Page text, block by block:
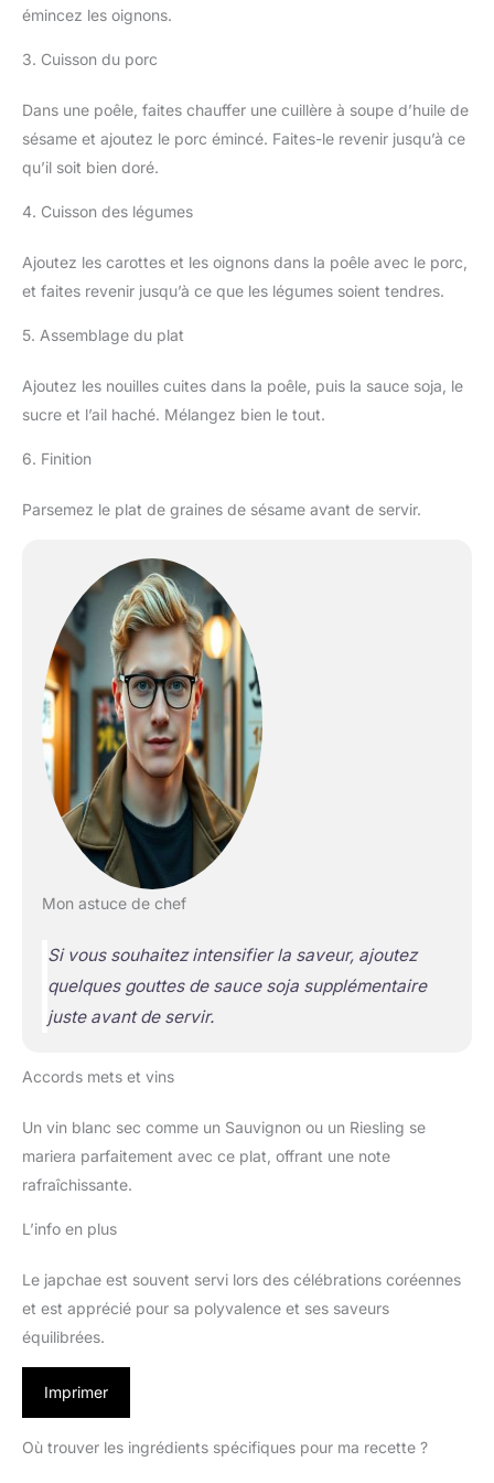
émincez les oignons.
3. Cuisson du porc
Dans une poêle, faites chauffer une cuillère à soupe d’huile de
sésame et ajoutez le porc émincé. Faites-le revenir jusqu’à ce
qu’il soit bien doré.
4. Cuisson des légumes
Ajoutez les carottes et les oignons dans la poêle avec le porc,
et faites revenir jusqu’à ce que les légumes soient tendres.
5. Assemblage du plat
Ajoutez les nouilles cuites dans la poêle, puis la sauce soja, le
sucre et l’ail haché. Mélangez bien le tout.
6. Finition
Parsemez le plat de graines de sésame avant de servir.
Mon astuce de chef
Si vous souhaitez intensifier la saveur, ajoutez
quelques gouttes de sauce soja supplémentaire
juste avant de servir.
Accords mets et vins
Un vin blanc sec comme un Sauvignon ou un Riesling se
mariera parfaitement avec ce plat, offrant une note
rafraîchissante.
L’info en plus
Le japchae est souvent servi lors des célébrations coréennes
et est apprécié pour sa polyvalence et ses saveurs
équilibrées.
Imprimer
Où trouver les ingrédients spécifiques pour ma recette ?